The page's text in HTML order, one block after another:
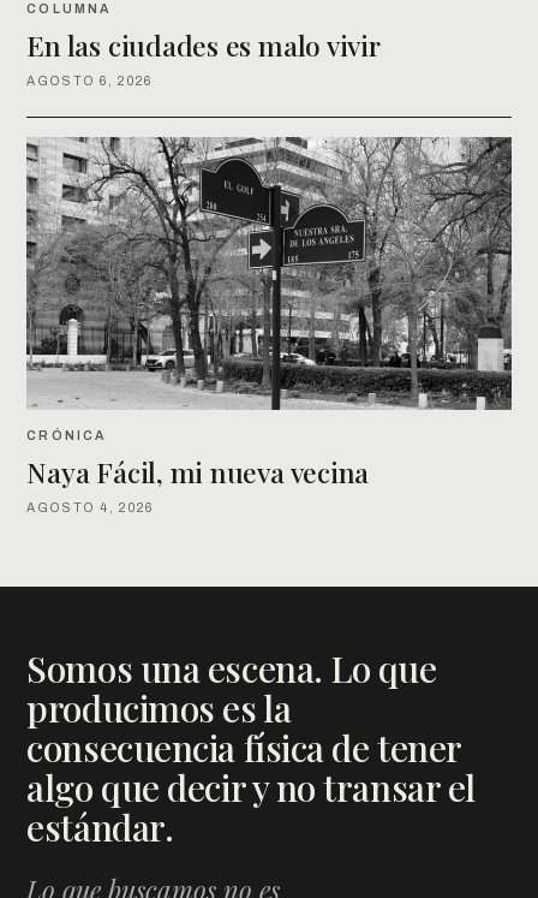
COLUMNA
En las ciudades es malo vivir
AGOSTO 6, 2026
CRÓNICA
Naya Fácil, mi nueva vecina
AGOSTO 4, 2026
Somos una escena. Lo que
producimos es la
consecuencia física de tener
algo que decir y no transar el
estándar.
Lo que buscamos no es